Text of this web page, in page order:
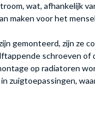
wat, afhankelijk
maken voor het
zijn ze
schroeven
op radiatoren